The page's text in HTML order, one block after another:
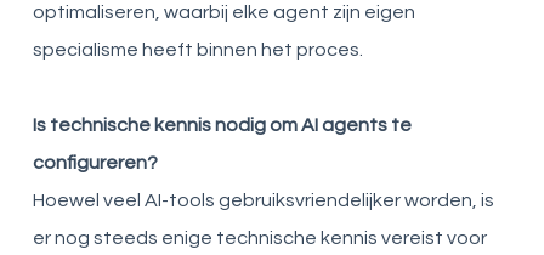
optimaliseren, waarbij elke agent zijn eigen
specialisme heeft binnen het proces.
Is technische kennis nodig om AI agents te
configureren?
Hoewel veel AI-tools gebruiksvriendelijker worden, is
er nog steeds enige technische kennis vereist voor